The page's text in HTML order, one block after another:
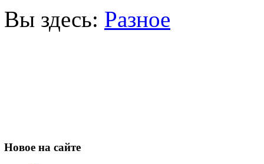
Вы здесь: Разное
Новое на сайте